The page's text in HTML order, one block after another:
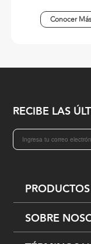
Conocer Más
RECIBE LAS
PRODUCTOS
SOBRE